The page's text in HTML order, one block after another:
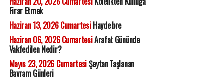
Firar Etmek
Haziran 13, 2026 CumartesiHayde bre
Haziran 06, 2026 CumartesiArafat Gününde
Vakfedilen Nedir?
Mayıs 23, 2026 CumartesiŞeytan Taşlanan
Bayram Günleri